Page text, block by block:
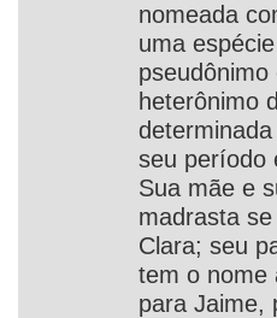
nomeada
uma
pseudônimo
heterônimo
seu período
Sua mãe e
madrasta
Clara; seu
tem o nome
para Jaime,